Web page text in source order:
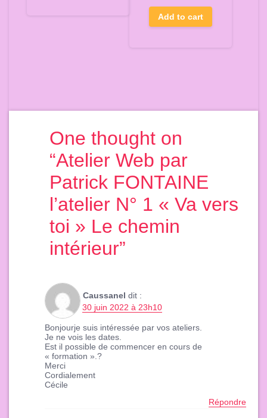
Add to cart
One thought on
“Atelier Web par
Patrick FONTAINE
l’atelier N° 1 « Va vers
toi » Le chemin
intérieur”
Caussanel dit :
30 juin 2022 à 23h10
Bonjourje suis intéressée par vos ateliers.
Je ne vois les dates.
Est il possible de commencer en cours de
« formation ».?
Merci
Cordialement
Cécile
Répondre